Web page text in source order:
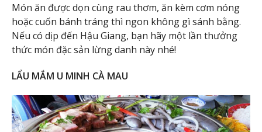
Món ăn được dọn cùng rau thơm, ăn kèm cơm nóng
hoặc cuốn bánh tráng thì ngon không gì sánh bằng.
Nếu có dịp đến Hậu Giang, bạn hãy một lần thưởng
thức món đặc sản lừng danh này nhé!
LẨU MẮM U MINH CÀ MAU